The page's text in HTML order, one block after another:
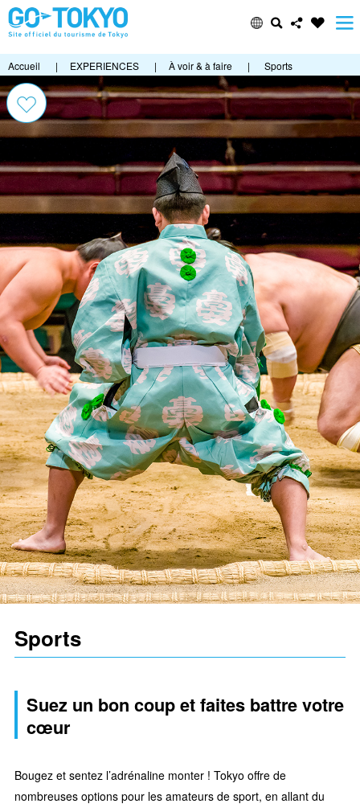
Accueil | EXPERIENCES | À voir & à faire | Sports
Sports
Suez un bon coup et faites battre votre
cœur
Bougez et sentez l’adrénaline monter ! Tokyo offre de
nombreuses options pour les amateurs de sport, en allant du